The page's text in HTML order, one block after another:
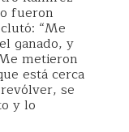
fueron
“Me
ganado, y
metieron
está cerca
se
y lo